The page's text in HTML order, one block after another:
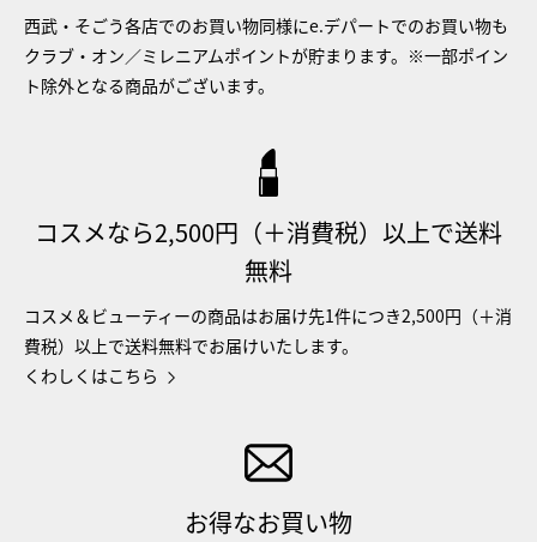
西武・そごう各店でのお買い物同様にe.デパートでのお買い物も
クラブ・オン／ミレニアムポイントが貯まります。※一部ポイン
ト除外となる商品がございます。
コスメなら2,500円（＋消費税）以上で送料
無料
コスメ＆ビューティーの商品はお届け先1件につき2,500円（＋消
費税）以上で送料無料でお届けいたします。
くわしくはこちら
お得なお買い物